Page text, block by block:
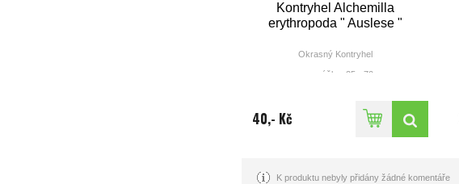
Kontryhel Alchemilla
erythropoda " Auslese "
Okrasný Kontryhel
výška: 25 - 70cm
40,- Kč
K produktu nebyly přidány žádné komentáře